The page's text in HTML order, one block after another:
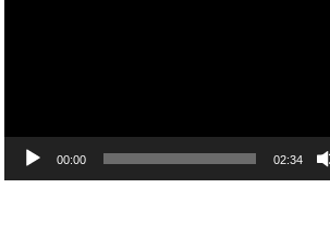
00:00 02:34